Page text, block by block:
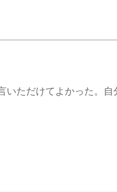
ただけてよかった。